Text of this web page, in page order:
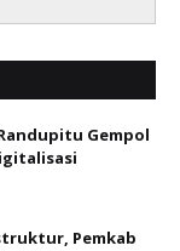
Gempol
Pemkab